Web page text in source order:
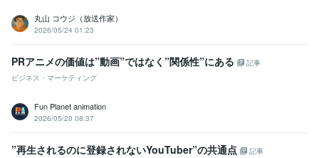
丸山 コウジ（放送作家）
2026/05/24 01:23
PRアニメの価値は”動画”ではなく”関係性”にある
記事
ビジネス・マーケティング
Fun Planet animation
2026/05/20 08:37
”再生されるのに登録されないYouTuber”の共通点
記事